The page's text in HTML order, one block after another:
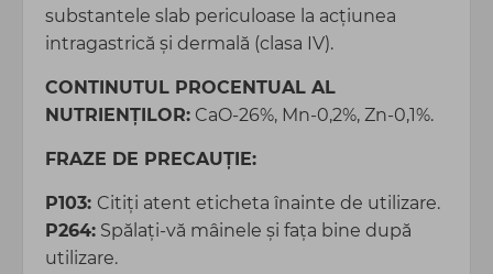
substantele slab periculoase la acţiunea
intragastrică şi dermală (clasa IV).
CONTINUTUL PROCENTUAL AL
NUTRIENȚILOR: CaO-26%, Mn-0,2%, Zn-0,1%.
FRAZE DE PRECAUȚIE:
P103: Citiți atent eticheta înainte de utilizare.
P264: Spălați-vă mâinele şi faţa bine după
utilizare.